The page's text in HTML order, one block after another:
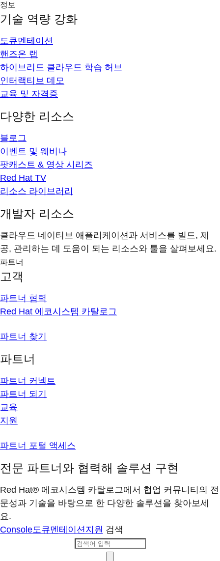
정보
기술 역량 강화
도큐멘테이션
핸즈온 랩
하이브리드 클라우드 학습 허브
인터랙티브 데모
교육 및 자격증
다양한 리소스
블로그
이벤트 및 웨비나
팟캐스트 & 영상 시리즈
Red Hat TV
리소스 라이브러리
개발자 리소스
클라우드 네이티브 애플리케이션과 서비스를 빌드, 제
공, 관리하는 데 도움이 되는 리소스와 툴을 살펴보세요.
파트너
고객
파트너 협력
Red Hat 에코시스템 카탈로그
파트너 찾기
파트너
파트너 커넥트
파트너 되기
교육
지원
파트너 포털 액세스
전문 파트너와 협력해 솔루션 구현
Red Hat® 에코시스템 카탈로그에서 협업 커뮤니티의 전
문성과 기술을 바탕으로 한 다양한 솔루션을 찾아보세
요.
Console도큐멘테이션지원 검색